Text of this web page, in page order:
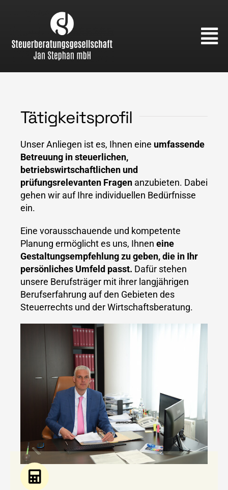
content
Tätigkeitsprofil
Unser Anliegen ist es, Ihnen eine umfassende
Betreuung in steuerlichen,
betriebswirtschaftlichen und
prüfungsrelevanten Fragenanzubieten. Dabei
gehen wir auf Ihre individuellen Bedürfnisse
ein.
Eine vorausschauende und kompetente
Planung ermöglicht es uns, Ihnen eine
Gestaltungsempfehlung zu geben, die in Ihr
persönliches Umfeld passt. Dafür stehen
unsere Berufsträger mit ihrer langjährigen
Berufserfahrung auf den Gebieten des
Steuerrechts und der Wirtschaftsberatung.